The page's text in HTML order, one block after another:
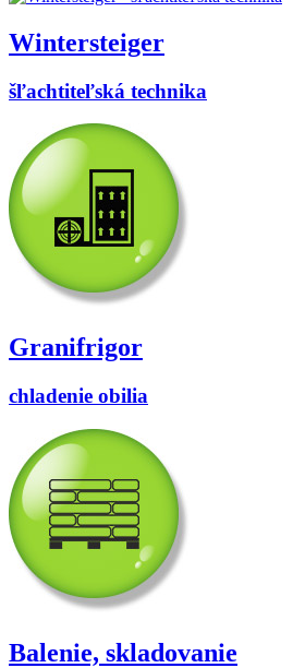
Wintersteiger
šľachtiteľská technika
Granifrigor
chladenie obilia
Balenie, skladovanie